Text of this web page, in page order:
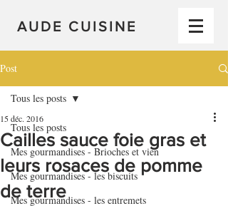
AUDE CUISINE
Post
Tous les posts
Mes gourmandises - Brioches et vien
Mes gourmandises - les biscuits
Mes gourmandises - les entremets
Tous les posts
Cailles sauce foie gras et
leurs rosaces de pomme
de terre
15 déc. 2016